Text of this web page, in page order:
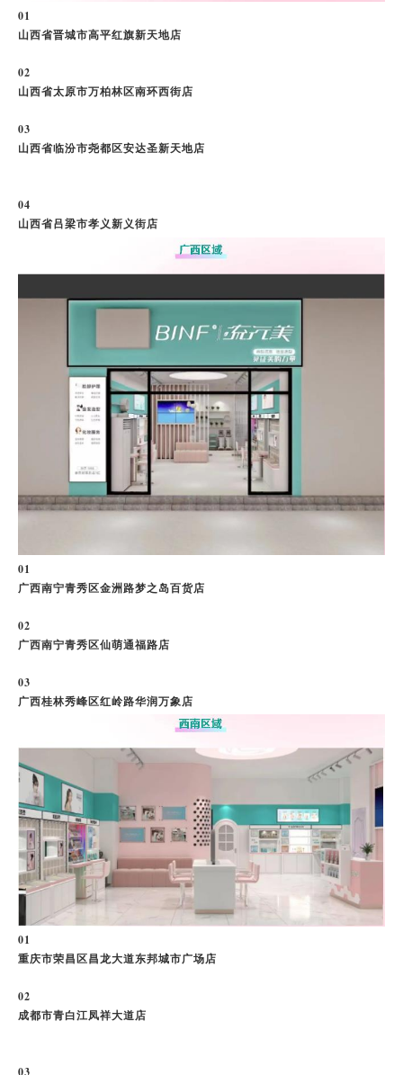
01
山西省晋城市高平红旗新天地店
02
山西省太原市万柏林区南环西街店
03
山西省临汾市尧都区安达圣新天地店
04
山西省吕梁市孝义新义街店
01
广西南宁青秀区金洲路梦之岛百货店
02
广西南宁青秀区仙萌通福路店
03
广西桂林秀峰区红岭路华润万象店
01
重庆市荣昌区昌龙大道东邦城市广场店
02
成都市青白江凤祥大道店